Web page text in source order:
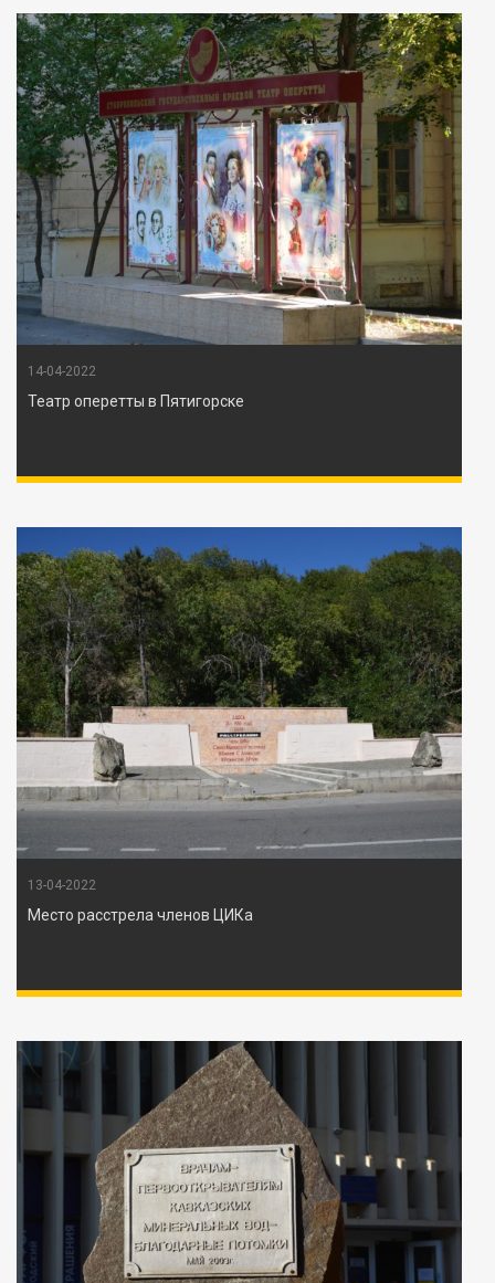
14-04-2022
Театр оперетты в Пятигорске
13-04-2022
Место расстрела членов ЦИКа